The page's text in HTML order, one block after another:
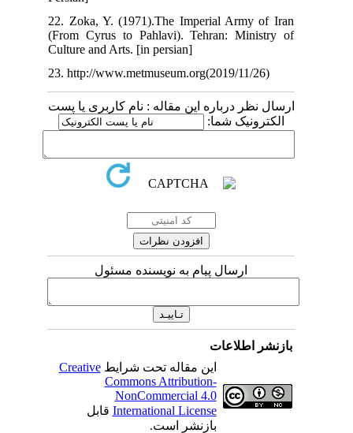
22. Zoka, Y. (1971).The Imperial Army of Iran
(From Cyrus to Pahlavi). Tehran: Ministry of
Culture and Arts. [in persian]
23. http://www.metmuseum.org(2019/11/26)
ارسال نظر درباره این مقاله : نام کاربری یا پست
الکترونیک شما:
ارسال پیام به نویسنده مسئول
بازنشر اطلاعات
این مقاله تحت شرایطCreative
Commons Attribution-
NonCommercial 4.0
International Licenseقابل
بازنشر است.